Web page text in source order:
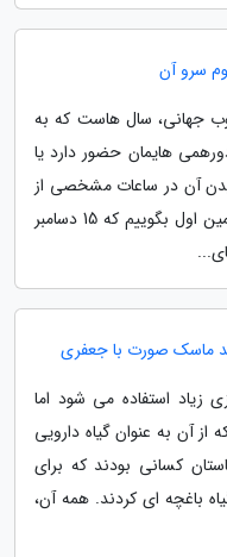
سرو آن
جهانی، سال هاست که به
هایمان حضور دارد یا
آن در ساعات مشخصی از
روز اعتیاد دارند. اگر هم اطلاع ندارید، همین اول بگوییم که 15 دسامبر
ماسک صورت با جعفری
زیاد استفاده می شود اما
از آن به عنوان گیاه دارویی
کسانی بودند که برای
باغچه ای کردند. همه آن،